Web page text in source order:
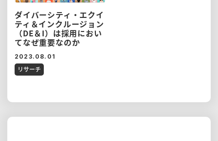
ダイバーシティ・エクイ
ティ＆インクルージョン
（DE＆I）は採用におい
てなぜ重要なのか
2023.08.01
リサーチ